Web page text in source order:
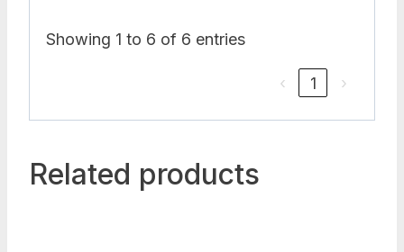
Showing 1 to 6 of 6 entries
‹ 1 ›
Related products